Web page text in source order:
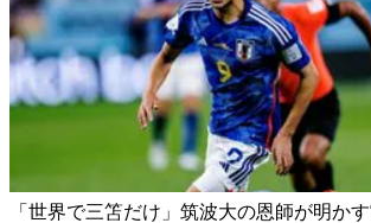
「世界で三笘だけ」筑波大の恩師が明かす